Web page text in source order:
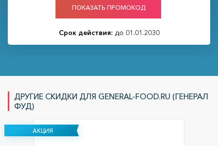
ПОКАЗАТЬ ПРОМОКОД
Срок действия: до 01.01.2030
ДРУГИЕ СКИДКИ ДЛЯ GENERAL-FOOD.RU (ГЕНЕРАЛ
ФУД)
АКЦИЯ